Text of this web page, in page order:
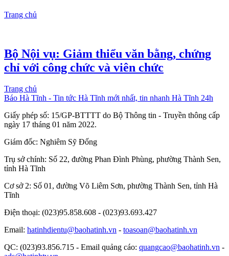
Trang chủ
Bộ Nội vụ: Giảm thiểu văn bằng, chứng
chỉ với công chức và viên chức
Trang chủ
Báo Hà Tĩnh - Tin tức Hà Tĩnh mới nhất, tin nhanh Hà Tĩnh 24h
Giấy phép số: 15/GP-BTTTT do Bộ Thông tin - Truyền thông cấp
ngày 17 tháng 01 năm 2022.
Giám đốc: Nghiêm Sỹ Đống
Trụ sở chính: Số 22, đường Phan Đình Phùng, phường Thành Sen,
tỉnh Hà Tĩnh
Cơ sở 2: Số 01, đường Võ Liêm Sơn, phường Thành Sen, tỉnh Hà
Tĩnh
Điện thoại: (023)95.858.608 - (023)93.693.427
Email: hatinhdientu@baohatinh.vn - toasoan@baohatinh.vn
QC: (023)93.856.715 - Email quảng cáo: quangcao@baohatinh.vn -